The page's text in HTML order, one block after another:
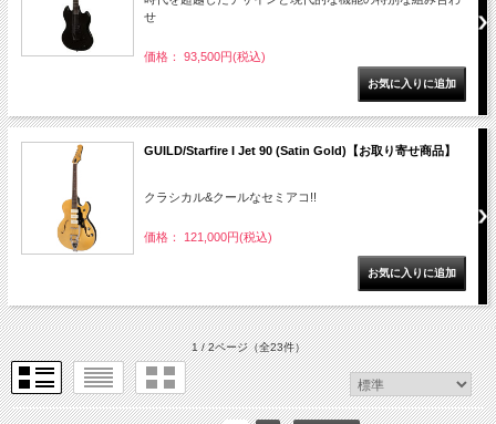
せ
価格： 93,500円(税込)
GUILD/Starfire I Jet 90 (Satin Gold)【お取り寄せ商品】
クラシカル&クールなセミアコ!!
価格： 121,000円(税込)
1 / 2ページ（全23件）